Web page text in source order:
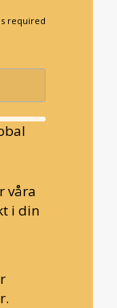
required
våra
i din